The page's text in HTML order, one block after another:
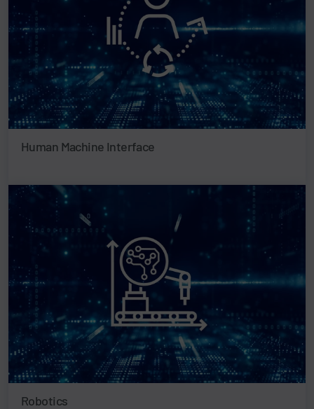
Human Machine Interface
Robotics